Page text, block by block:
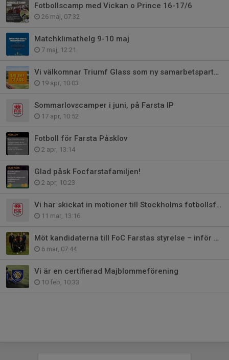
Fotbollscamp med Vickan o Prince 16-17/6
26 maj, 07:32
Matchklimathelg 9-10 maj
7 maj, 12:21
Vi välkomnar Triumf Glass som ny samarbetspartner
19 apr, 10:03
Sommarlovscamper i juni, på Farsta IP
17 apr, 10:52
Fotboll för Farsta Påsklov
2 apr, 13:14
Glad påsk Focfarstafamiljen!
2 apr, 10:23
Vi har skickat in motioner till Stockholms fotbollsförbunds årsmöte
11 mar, 13:16
Möt kandidaterna till FoC Farstas styrelse – inför årsmötet 23 mars
6 mar, 07:44
Vi är en certifierad Majblommeförening
10 feb, 10:33